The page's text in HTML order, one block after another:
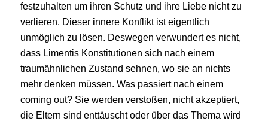
festzuhalten um ihren Schutz und ihre Liebe nicht zu
verlieren. Dieser innere Konflikt ist eigentlich
unmöglich zu lösen. Deswegen verwundert es nicht,
dass Limentis Konstitutionen sich nach einem
traumähnlichen Zustand sehnen, wo sie an nichts
mehr denken müssen. Was passiert nach einem
coming out? Sie werden verstoßen, nicht akzeptiert,
die Eltern sind enttäuscht oder über das Thema wird